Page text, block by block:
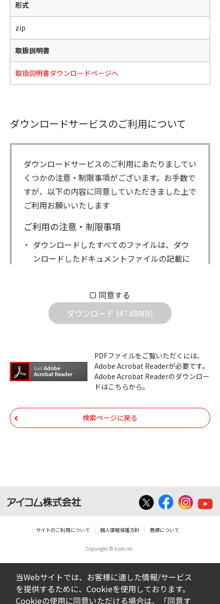
形式
zip
取扱説明書
取扱説明書ダウンロードページへ
ダウンロードサービスのご利用について
ダウンロードサービスのご利用にあたりましてい
くつかの注意・制限事項がございます。お手数で
すが、以下の内容に同意していただきました上で
ご利用お願いいたします
ご利用の注意・制限事項
ダウンロードしたすべてのファイルは、ダウ
ンロードしたドキュメントファイルの記載に
社は一切の責任を負いません。また、ファイ
ルの内容などの変更は一切行わないでくださ
機器のコントロールコマンドの仕様書、およ
びその他すべてのダウンロードファイルにつ
いての著作権を含むすべての権利は、アイコ
帰属します。ダウンロードしたファイルは、
個人で使用される以外にはご使用できませ
せんのでご了承ください。
告なく改良及び変更される場合があります。
ダウンロードサービスに掲載していますBIOS/
ファームウェアデータにつきましては、パソ
コンの基本システムを制御する重要なデータ
ですから、データの書換中に誤操作や中断に
同意する
ダウンロード (47.68MB)
PDFファイルをご覧いただくには、
Adobe Acrobat Readerが必要です。
Adobe Acrobat Readerのダウンロー
ドはこちらから。
検索ページに戻る
サイトのご利用について 個人情報保護方針 商標について
Copyright © Icom Inc.
当Webサイトでは、お客様に適した情報/サービス
を提供するために、Cookieを使用しております。
Cookieの使用に同意いただける場合は、「同意す